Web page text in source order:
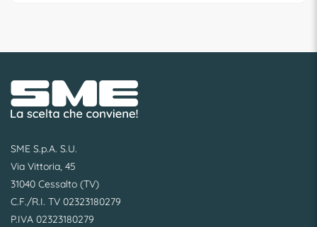
SME S.p.A. S.U.
Via Vittoria, 45
31040 Cessalto (TV)
C.F./R.I. TV 02323180279
P.IVA 02323180279